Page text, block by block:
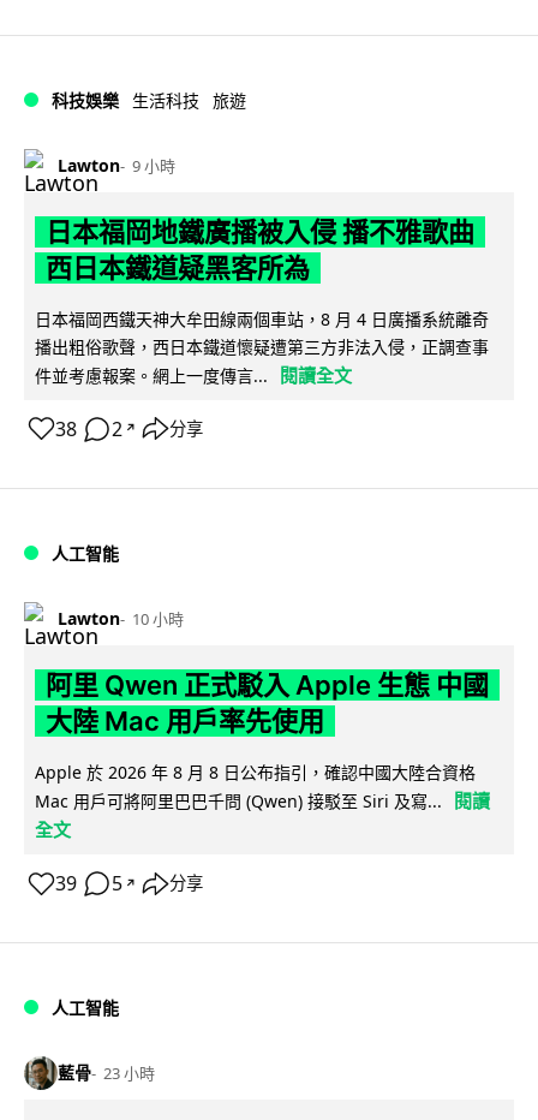
科技娛樂 生活科技 旅遊
Lawton 9 小時
日本福岡地鐵廣播被入侵 播不雅歌曲
西日本鐵道疑黑客所為
日本福岡西鐵天神大牟田線兩個車站，8 月 4 日廣播系統離奇
播出粗俗歌聲，西日本鐵道懷疑遭第三方非法入侵，正調查事
件並考慮報案。網上一度傳言...
閱讀全文
38 2 ↗ 分享
人工智能
Lawton 10 小時
阿里 Qwen 正式駁入 Apple 生態 中國
大陸 Mac 用戶率先使用
Apple 於 2026 年 8 月 8 日公布指引，確認中國大陸合資格
Mac 用戶可將阿里巴巴千問 (Qwen) 接駁至 Siri 及寫...
閱讀
全文
39 5 ↗ 分享
人工智能
藍骨 23 小時